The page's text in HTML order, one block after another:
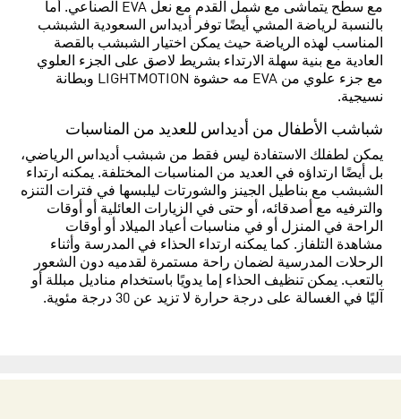
مع سطح يتماشى مع شمل القدم مع نعل EVA الصناعي. أما
بالنسبة لرياضة المشي أيضًا توفر أديداس السعودية الشبشب
المناسب لهذه الرياضة حيث يمكن اختيار الشبشب بالقصة
العادية مع بنية سهلة الارتداء بشريط لاصق على الجزء العلوي
مع جزء علوي من EVA مه حشوة LIGHTMOTION وبطانة
نسيجية.
شباشب الأطفال من أديداس للعديد من المناسبات
يمكن لطفلك الاستفادة ليس فقط من شبشب أديداس الرياضي،
بل أيضًا ارتداؤه في العديد من المناسبات المختلفة. يمكنه ارتداء
الشبشب مع بناطيل الجينز والشورتات ليلبسها في فترات التنزه
والترفيه مع أصدقائه، أو حتى في الزيارات العائلية أو أوقات
الراحة في المنزل أو في مناسبات أعياد الميلاد أو أوقات
مشاهدة التلفاز. كما يمكنه ارتداء الحذاء في المدرسة وأثناء
الرحلات المدرسية لضمان راحة مستمرة لقدميه دون الشعور
بالتعب. يمكن تنظيف الحذاء إما يدويًا باستخدام مناديل مبللة أو
آليًا في الغسالة على درجة حرارة لا تزيد عن 30 درجة مئوية.